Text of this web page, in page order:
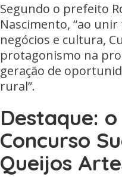
Segundo o prefeito
Nascimento, “ao
negócios e cultura,
protagonismo na
geração de
rural”.
Destaque:
Concurso
Queijos